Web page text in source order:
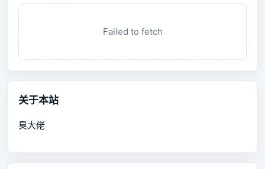
Failed to fetch
关于本站
臭大佬